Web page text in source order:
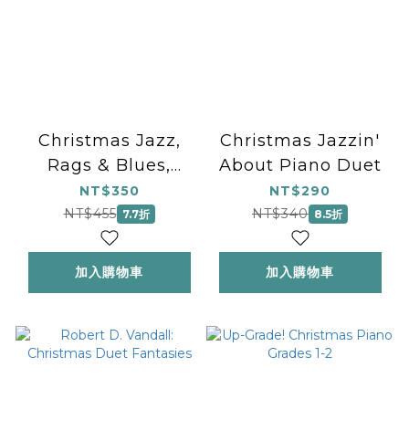
Christmas Jazz,
Rags & Blues,
Book 1
NT$350
NT$455 7.7折
加入購物車
Christmas Jazzin'
About Piano Duet
NT$290
NT$340 8.5折
加入購物車